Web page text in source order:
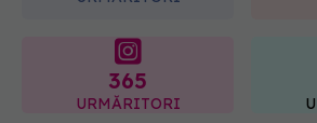
URMĂRITORI
ARTICOLE SIMILARE